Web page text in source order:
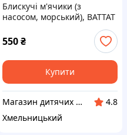
Блискучі м'ячики (з
насосом, морський), BATTAT
550₴
Купити
Магазин дитячих товарів "ВізОк"
4.8
Хмельницький